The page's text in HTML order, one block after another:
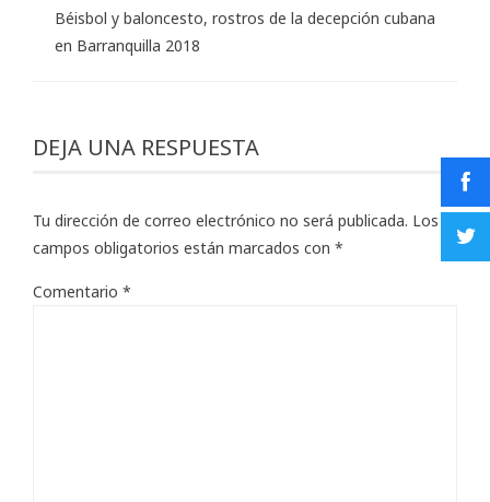
Béisbol y baloncesto, rostros de la decepción cubana
en Barranquilla 2018
DEJA UNA RESPUESTA
Tu dirección de correo electrónico no será publicada. Los
campos obligatorios están marcados con *
Comentario *